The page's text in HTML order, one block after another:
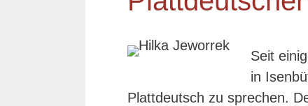
Seit
in
Plattdeutsch zu sprechen.